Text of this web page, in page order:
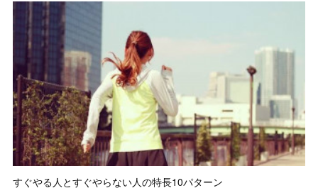
すぐやる人とすぐやらない人の特長10パターン